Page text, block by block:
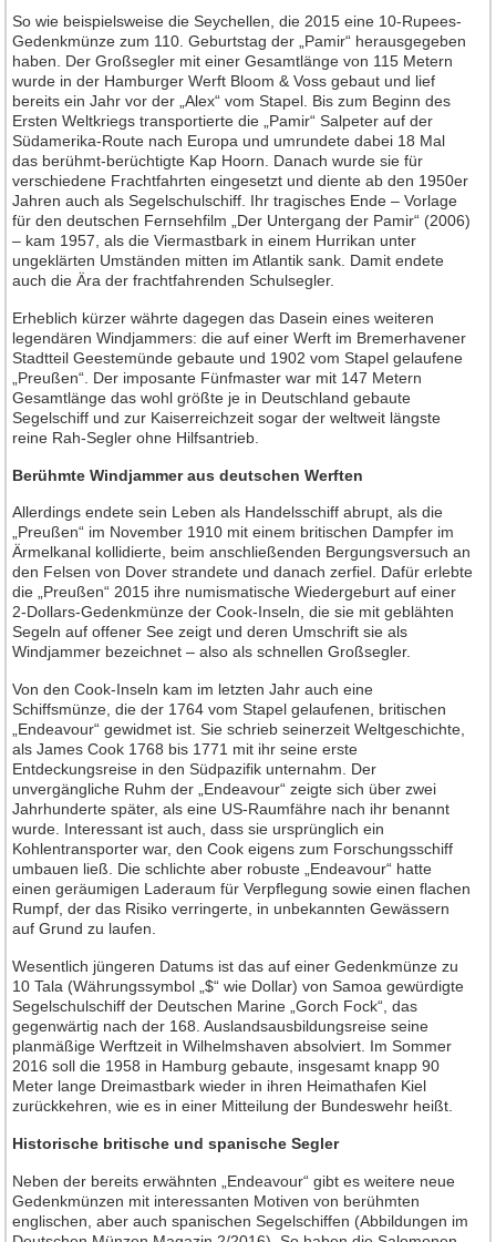
Jahrgang 2024
Jahrgang 2025
Jahrgang 2026
Leserforum
Leserservice
Abonnement
Anzeigen
So wie beispielsweise die Seychellen, die 2015 eine 10-Rupees-
Gedenkmünze zum 110. Geburtstag der „Pamir“ herausgegeben
haben. Der Großsegler mit einer Gesamtlänge von 115 Metern
wurde in der Hamburger Werft Bloom & Voss gebaut und lief
bereits ein Jahr vor der „Alex“ vom Stapel. Bis zum Beginn des
Ersten Weltkriegs transportierte die „Pamir“ Salpeter auf der
Südamerika-Route nach Europa und umrundete dabei 18 Mal
das berühmt-berüchtigte Kap Hoorn. Danach wurde sie für
verschiedene Frachtfahrten eingesetzt und diente ab den 1950er
Jahren auch als Segelschulschiff. Ihr tragisches Ende – Vorlage
für den deutschen Fernsehfilm „Der Untergang der Pamir“ (2006)
– kam 1957, als die Viermastbark in einem Hurrikan unter
ungeklärten Umständen mitten im Atlantik sank. Damit endete
auch die Ära der frachtfahrenden Schulsegler.
Erheblich kürzer währte dagegen das Dasein eines weiteren
legendären Windjammers: die auf einer Werft im Bremerhavener
Stadtteil Geestemünde gebaute und 1902 vom Stapel gelaufene
„Preußen“. Der imposante Fünfmaster war mit 147 Metern
Gesamtlänge das wohl größte je in Deutschland gebaute
Segelschiff und zur Kaiserreichzeit sogar der weltweit längste
reine Rah-Segler ohne Hilfsantrieb.
Berühmte Windjammer aus deutschen Werften
Allerdings endete sein Leben als Handelsschiff abrupt, als die
„Preußen“ im November 1910 mit einem britischen Dampfer im
Ärmelkanal kollidierte, beim anschließenden Bergungsversuch an
den Felsen von Dover strandete und danach zerfiel. Dafür erlebte
die „Preußen“ 2015 ihre numismatische Wiedergeburt auf einer
2-Dollars-Gedenkmünze der Cook-Inseln, die sie mit geblähten
Segeln auf offener See zeigt und deren Umschrift sie als
Windjammer bezeichnet – also als schnellen Großsegler.
Von den Cook-Inseln kam im letzten Jahr auch eine
Schiffsmünze, die der 1764 vom Stapel gelaufenen, britischen
„Endeavour“ gewidmet ist. Sie schrieb seinerzeit Weltgeschichte,
als James Cook 1768 bis 1771 mit ihr seine erste
Entdeckungsreise in den Südpazifik unternahm. Der
unvergängliche Ruhm der „Endeavour“ zeigte sich über zwei
Jahrhunderte später, als eine US-Raumfähre nach ihr benannt
wurde. Interessant ist auch, dass sie ursprünglich ein
Kohlentransporter war, den Cook eigens zum Forschungsschiff
umbauen ließ. Die schlichte aber robuste „Endeavour“ hatte
einen geräumigen Laderaum für Verpflegung sowie einen flachen
Rumpf, der das Risiko verringerte, in unbekannten Gewässern
auf Grund zu laufen.
Wesentlich jüngeren Datums ist das auf einer Gedenkmünze zu
10 Tala (Währungssymbol „$“ wie Dollar) von Samoa gewürdigte
Segelschulschiff der Deutschen Marine „Gorch Fock“, das
gegenwärtig nach der 168. Auslandsausbildungsreise seine
planmäßige Werftzeit in Wilhelmshaven absolviert. Im Sommer
2016 soll die 1958 in Hamburg gebaute, insgesamt knapp 90
Meter lange Dreimastbark wieder in ihren Heimathafen Kiel
zurückkehren, wie es in einer Mitteilung der Bundeswehr heißt.
Historische britische und spanische Segler
Neben der bereits erwähnten „Endeavour“ gibt es weitere neue
Gedenkmünzen mit interessanten Motiven von berühmten
englischen, aber auch spanischen Segelschiffen (Abbildungen im